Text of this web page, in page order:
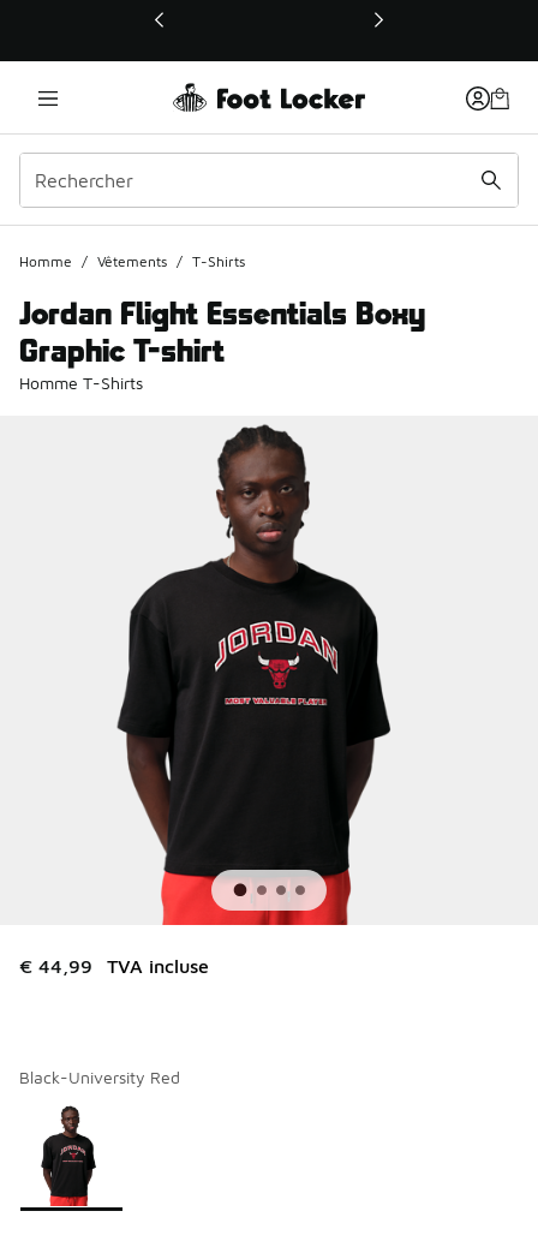
Ce lien ouvrira une nouvelle fenêtre
Homme / Vêtements / T-Shirts
Jordan Flight Essentials Boxy
Graphic T-shirt
Homme T-Shirts
€ 44,99 TVA incluse
Black-University Red
Page 1 sur 1 affichant 1 à 1 des 1 couleurs.
Merci de sélectionner un style